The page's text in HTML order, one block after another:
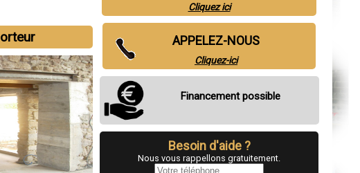
Cliquez ici
APPELEZ-NOUS
Cliquez-ici
Financement possible
Besoin d'aide ?
Nous vous rappellons gratuitement.